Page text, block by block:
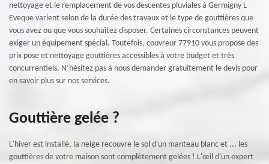
nettoyage et le remplacement de vos descentes pluviales à Germigny L
Eveque varient selon de la durée des travaux et le type de gouttières que
vous avez ou que vous souhaitez disposer. Certaines circonstances peuvent
exiger un équipement spécial. Toutefois, couvreur 77910 vous propose des
prix pose et nettoyage gouttières accessibles à votre budget et très
concurrentiels. N’hésitez pas à nous demander gratuitement le devis pour
en savoir plus sur nos services.
Gouttière gelée ?
L'hiver est installé, la neige recouvre le sol d'un manteau blanc et ... les
gouttières de votre maison sont complètement gelées ! L'œil d'un expert